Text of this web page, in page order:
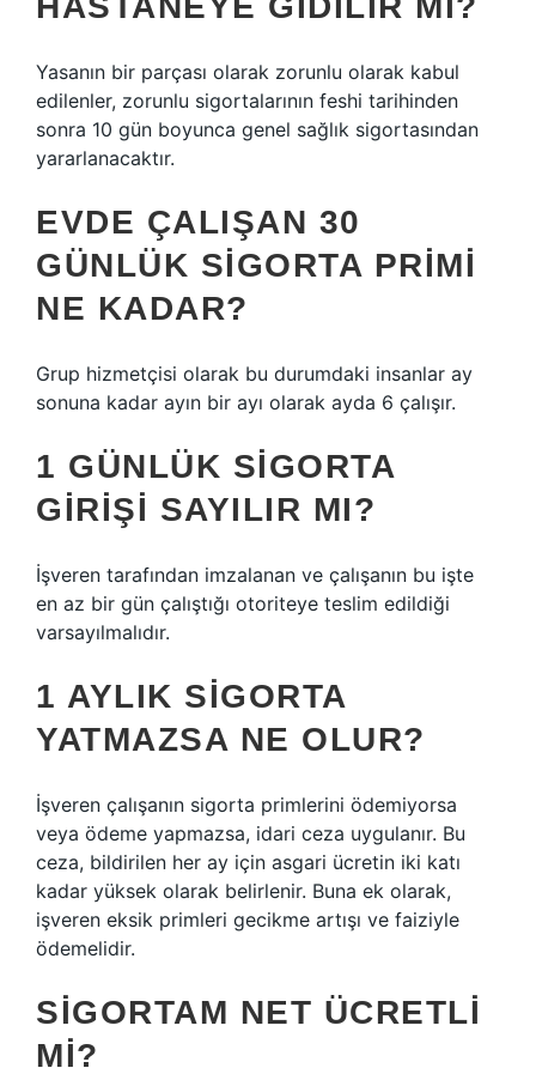
Yasanın bir parçası olarak zorunlu olarak kabul
edilenler, zorunlu sigortalarının feshi tarihinden
sonra 10 gün boyunca genel sağlık sigortasından
yararlanacaktır.
EVDE ÇALIŞAN 30
GÜNLÜK SIGORTA PRIMI
NE KADAR?
Grup hizmetçisi olarak bu durumdaki insanlar ay
sonuna kadar ayın bir ayı olarak ayda 6 çalışır.
1 GÜNLÜK SIGORTA
GIRIŞI SAYILIR MI?
İşveren tarafından imzalanan ve çalışanın bu işte
en az bir gün çalıştığı otoriteye teslim edildiği
varsayılmalıdır.
1 AYLIK SIGORTA
YATMAZSA NE OLUR?
İşveren çalışanın sigorta primlerini ödemiyorsa
veya ödeme yapmazsa, idari ceza uygulanır. Bu
ceza, bildirilen her ay için asgari ücretin iki katı
kadar yüksek olarak belirlenir. Buna ek olarak,
işveren eksik primleri gecikme artışı ve faiziyle
ödemelidir.
SIGORTAM NET ÜCRETLI
MI?